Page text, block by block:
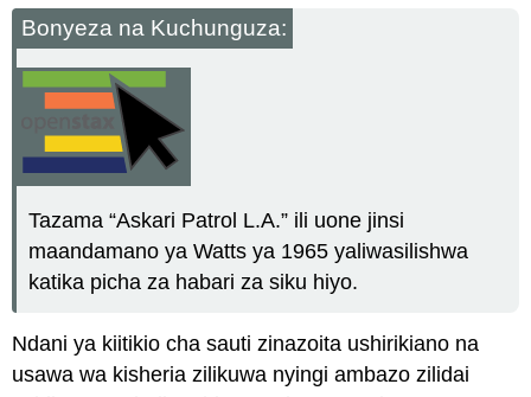
Bonyeza na Kuchunguza:
Tazama “Askari Patrol L.A.” ili uone jinsi
maandamano ya Watts ya 1965 yaliwasilishwa
katika picha za habari za siku hiyo.
Ndani ya kiitikio cha sauti zinazoita ushirikiano na
usawa wa kisheria zilikuwa nyingi ambazo zilidai